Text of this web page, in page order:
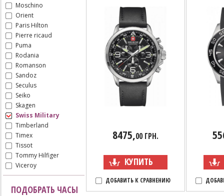
Moschino
Orient
Paris Hilton
Pierre ricaud
Puma
Rodania
Romanson
Sandoz
Seculus
Seiko
Skagen
Swiss Military
Timberland
Timex
Tissot
Tommy Hilfiger
Viceroy
ПОДОБРАТЬ ЧАСЫ
8475,00 ГРН.
КУПИТЬ
ДОБАВИТЬ К СРАВНЕНИЮ